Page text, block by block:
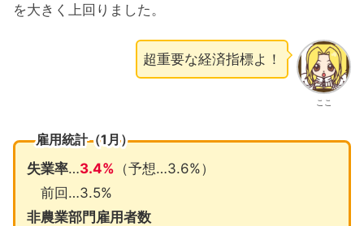
を大きく上回りました。
ここ
超重要な経済指標よ！
雇用統計（1月）
失業率…3.4% （予想…3.6%）
前回…3.5%
非農業部門雇用者数